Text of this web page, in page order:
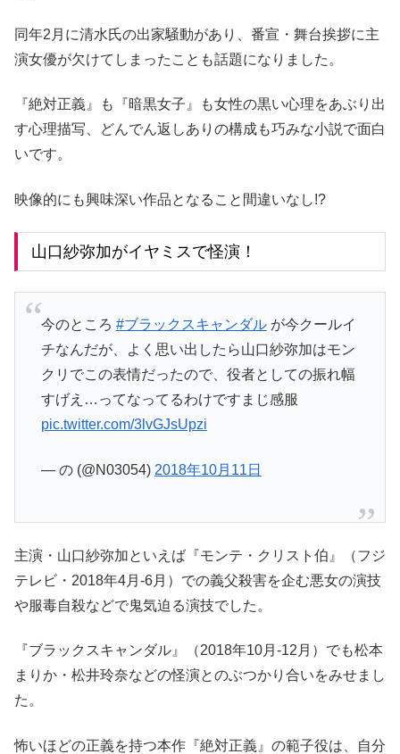
同年2月に清水氏の出家騒動があり、番宣・舞台挨拶に主
演女優が欠けてしまったことも話題になりました。
『絶対正義』も『暗黒女子』も女性の黒い心理をあぶり出
す心理描写、どんでん返しありの構成も巧みな小説で面白
いです。
映像的にも興味深い作品となること間違いなし!?
山口紗弥加がイヤミスで怪演！
今のところ #ブラックスキャンダルが今クールイ
チなんだが、よく思い出したら山口紗弥加はモン
クリでこの表情だったので、役者としての振れ幅
すげえ…ってなってるわけですまじ感服
pic.twitter.com/3lvGJsUpzi
— の (@N03054) 2018年10月11日
主演・山口紗弥加といえば『モンテ・クリスト伯』（フジ
テレビ・2018年4月-6月）での義父殺害を企む悪女の演技
や服毒自殺などで鬼気迫る演技でした。
『ブラックスキャンダル』（2018年10月-12月）でも松本
まりか・松井玲奈などの怪演とのぶつかり合いをみせまし
た。
怖いほどの正義を持つ本作『絶対正義』の範子役は、自分